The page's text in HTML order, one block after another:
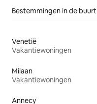
Bestemmingen in de buurt
Venetië
Vakantiewoningen
Milaan
Vakantiewoningen
Annecy